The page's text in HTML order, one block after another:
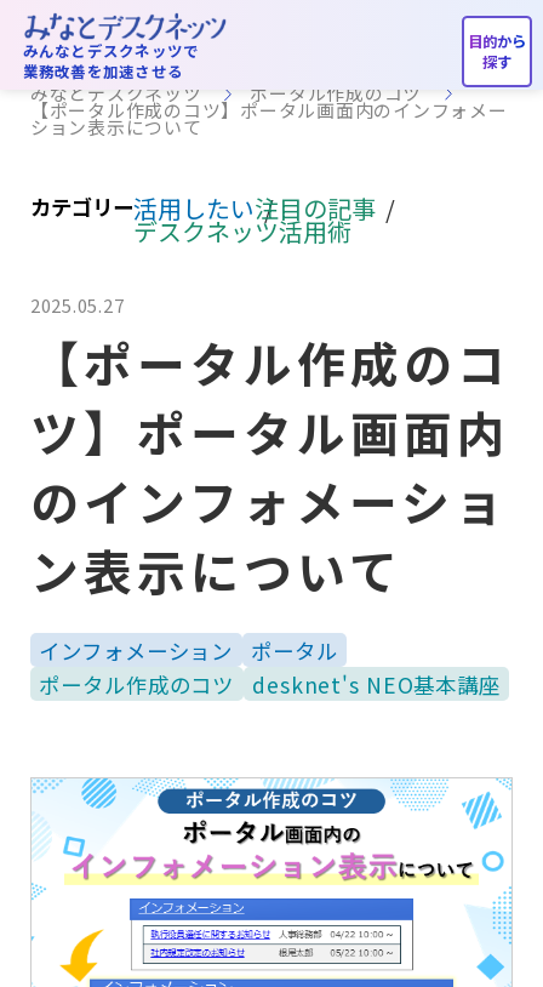
みんなとデスクネッツで
業務改善を加速させる
ポータル作成のコツ
みなとデスクネッツ ポータル作成のコツ
【ポータル作成のコツ】ポータル画面内のインフォメー
ション表示について
カテゴリー活用したい注目の記事
デスクネッツ活用術
2025.05.27
【ポータル作成のコ
ツ】ポータル画面内
のインフォメーショ
ン表示について
インフォメーション
ポータル
ポータル作成のコツ
desknet's NEO基本講座